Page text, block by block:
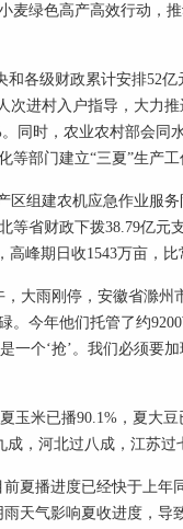
麦绿色高产高效行动，
和各级财政累计安排52
次进村入户指导，大力
同时，农业农村部会同
部门建立“三夏”生产工
区组建农机应急作业服
等省财政下拨38.79亿元
峰期日收1543万亩，比
大雨刚停，安徽省滁州
。今年他们托管了约
一个‘抢’。我们必须要
玉米已播90.1%，夏大
，河北过八成，江苏过
夏播进度已经快于上年
天气影响夏收进度，导